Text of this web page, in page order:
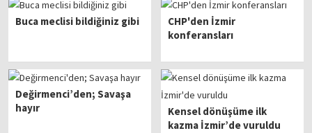
Buca meclisi bildiğiniz gibi
CHP'den İzmir
konferansları
Değirmenci’den; Savaşa
hayır
Kensel dönüşüme ilk
kazma İzmir’de vuruldu